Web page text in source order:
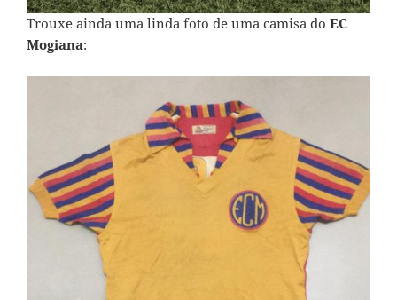
Trouxe ainda uma linda foto de uma camisa do EC
Mogiana: